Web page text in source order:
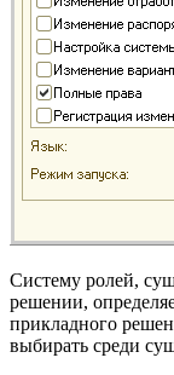
Систему ролей,
решении,
прикладного
выбирать среди